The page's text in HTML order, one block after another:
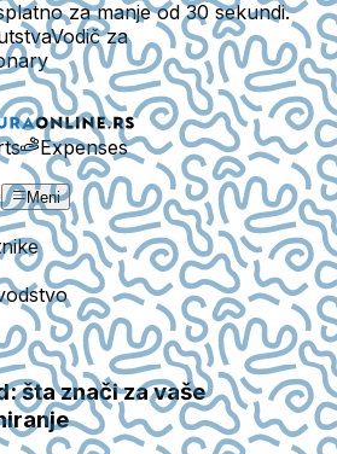
za manje od 30 sekundi.
Vodič za
Expenses
Meni
šta znači za vaše